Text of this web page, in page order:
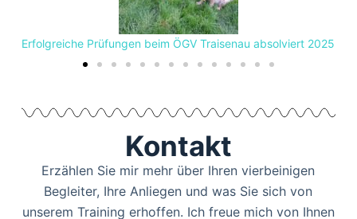
Erfolgreiche Prüfungen beim ÖGV Traisenau absolviert 2025
Kontakt
Erzählen Sie mir mehr über Ihren vierbeinigen
Begleiter, Ihre Anliegen und was Sie sich von
unserem Training erhoffen. Ich freue mich von Ihnen